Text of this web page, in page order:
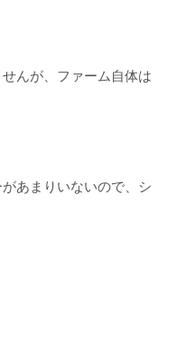
んが、ファーム自体は
あまりいないので、シ